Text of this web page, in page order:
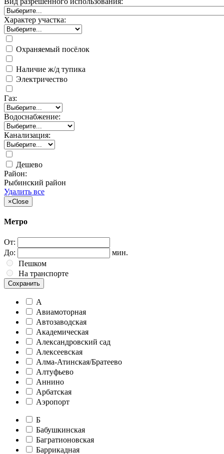
Характер участка:
Охраняемый посёлок
Наличие ж/д тупика
Электричество
Газ:
Водоснабжение:
Канализация:
Дешево
Район:
Рыбинский район
Удалить все
×Close
Метро
От:
До:
мин.
Пешком
На транспорте
Сохранить
А
Авиамоторная
Автозаводская
Академическая
Александровский сад
Алексеевская
Алма-Атинская/Братеево
Алтуфьево
Аннино
Арбатская
Аэропорт
Б
Бабушкинская
Багратионовская
Баррикадная